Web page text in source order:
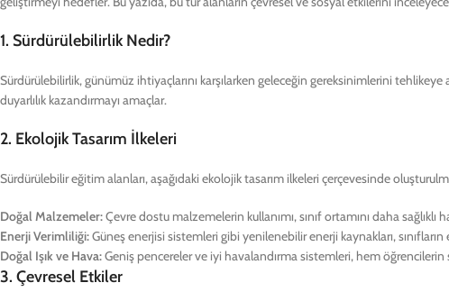
1. Sürdürülebilirlik Nedir?
Sürdürülebilirlik, günümüz ihtiyaçlarını karşılarken geleceğin gereksinimlerini
duyarlılık kazandırmayı amaçlar.
2. Ekolojik Tasarım İlkeleri
Sürdürülebilir eğitim alanları, aşağıdaki ekolojik tasarım ilkeleri çerçevesinde
Doğal Malzemeler:Çevre dostu malzemelerin kullanımı, sınıf ortamını daha sağlıklı
Enerji Verimliliği:Güneş enerjisi sistemleri gibi yenilenebilir enerji kaynakları,
Doğal Işık ve Hava:Geniş pencereler ve iyi havalandırma sistemleri, hem öğrencilerin
3. Çevresel Etkiler